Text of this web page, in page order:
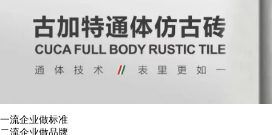
一流企业做标准
二流企业做品牌